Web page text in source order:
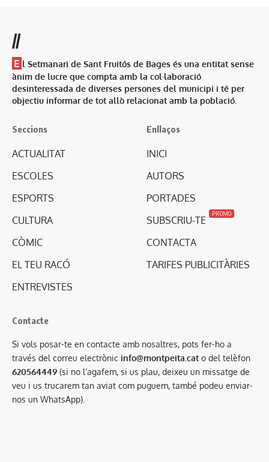
//
E l Setmanari de Sant Fruitós de Bages és una entitat sense
ànim de lucre que compta amb la col·laboració
desinteressada de diverses persones del municipi i té per
objectiu informar de tot allò relacionat amb la població.
Seccions
ACTUALITAT
ESCOLES
ESPORTS
CULTURA
CÒMIC
EL TEU RACÓ
ENTREVISTES
Enllaços
INICI
AUTORS
PORTADES
SUBSCRIU-TE
PROMO
CONTACTA
TARIFES PUBLICITÀRIES
Contacte
Si vols posar-te en contacte amb nosaltres, pots fer-ho a
través del correu electrònic info@montpeita.cat o del telèfon
620564449 (si no l’agafem, si us plau, deixeu un missatge de
veu i us trucarem tan aviat com puguem, també podeu enviar-
nos un WhatsApp).